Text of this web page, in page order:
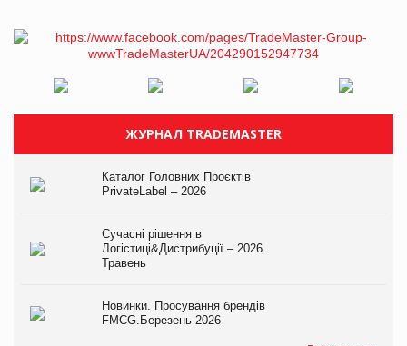
ЖУРНАЛ TRADEMASTER
Каталог Головних Проєктів
PrivateLabel – 2026
Сучасні рішення в
Логістиці&Дистрибуції – 2026.
Травень
Новинки. Просування брендів
FMCG.Березень 2026